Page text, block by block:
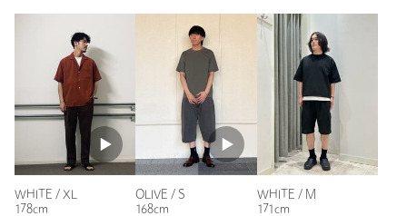
デスクまでお申し付けください。
商品詳細
注文キャンセル 対象商品
対象商品 返品等について
裾上げ 対象外商品
ニックネーム： あ
投稿日： 2026年7月31日
購入サイズ：M
購入カラー：WHITE
購入商品のサイズ感：
ちょうどよい
きやすくきごこちもよかったですいろちがいもほしいです
未設定
身長：160cm
普段の着用サイズ： S
WHITE / XL
178cm
OLIVE / S
168cm
WHITE / M
171cm